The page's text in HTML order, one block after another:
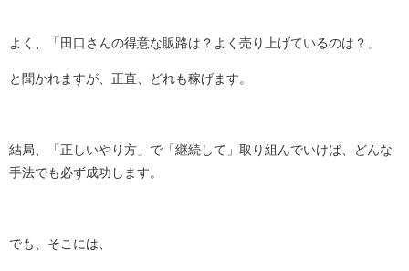
よく、「田口さんの得意な販路は？よく売り上げているのは？」
と聞かれますが、正直、どれも稼げます。
結局、「正しいやり方」で「継続して」取り組んでいけば、どんな
手法でも必ず成功します。
でも、そこには、